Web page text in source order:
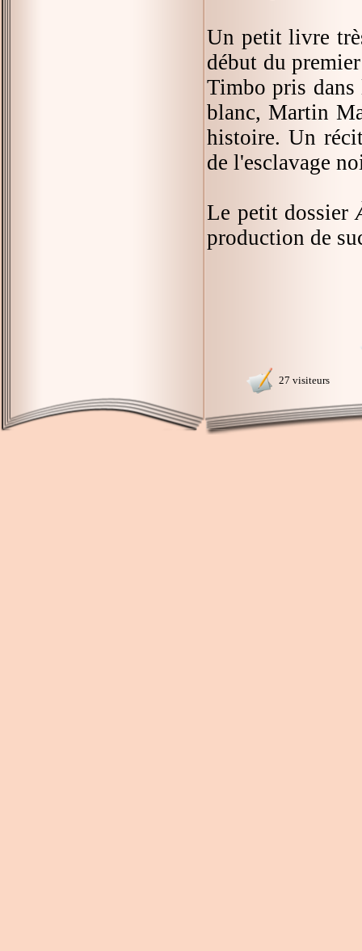
Un petit livre
début du
Timbo pris dans
blanc, Martin
histoire. Un
de l'esclavage
Le petit dossier
production de
27 visiteurs